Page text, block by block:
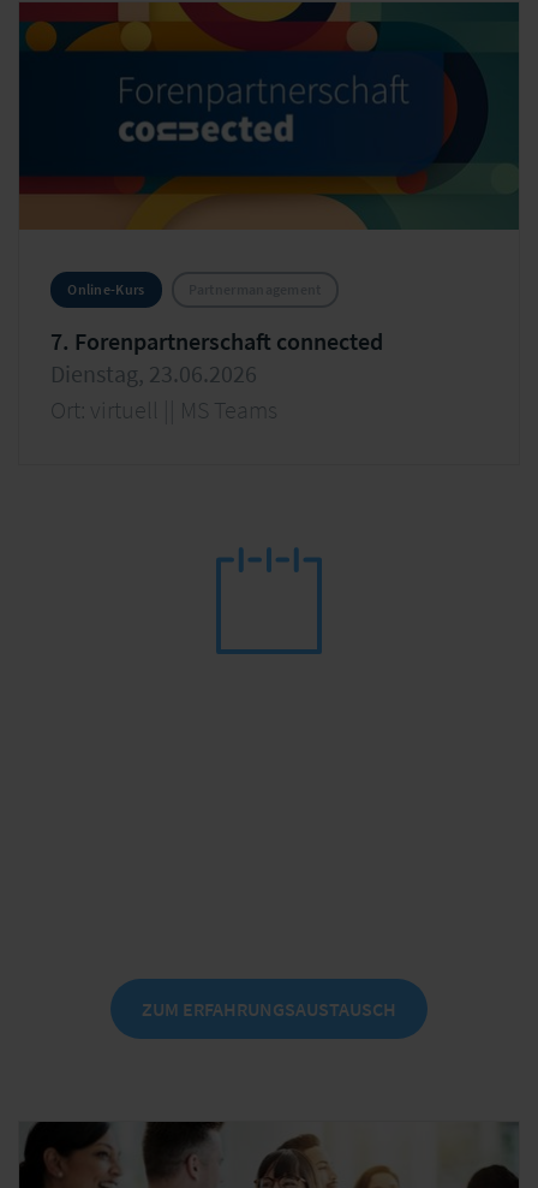
Online-Kurs
7. Forenpartnerschaft connected
Dienstag, 23.06.2026
Ort: virtuell || MS Teams
ZUM ERFAHRUNGSAUSTAUSCH